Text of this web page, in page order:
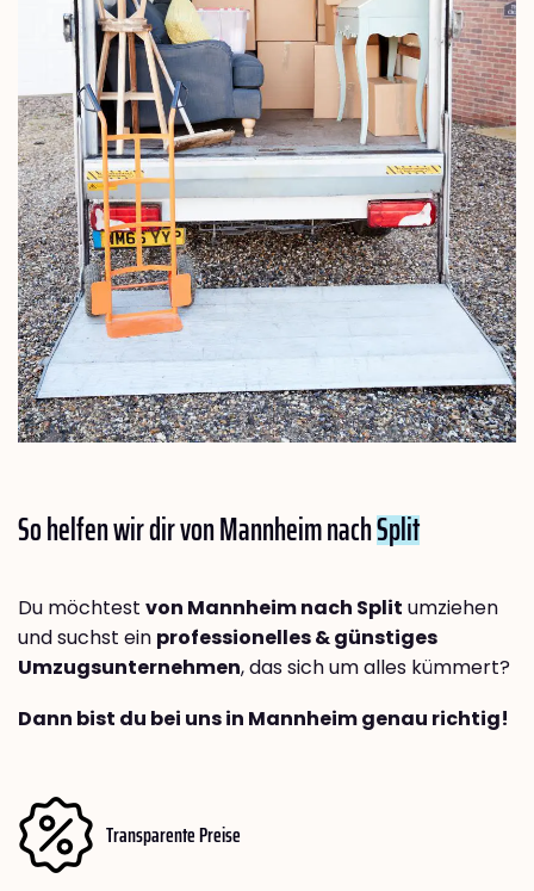
So helfen wir dir von Mannheim nachSplit
Du möchtest von Mannheim nach Split umziehen
und suchst ein professionelles & günstiges
Umzugsunternehmen, das sich um alles kümmert?
Dann bist du bei uns in Mannheim genau richtig!
Transparente Preise